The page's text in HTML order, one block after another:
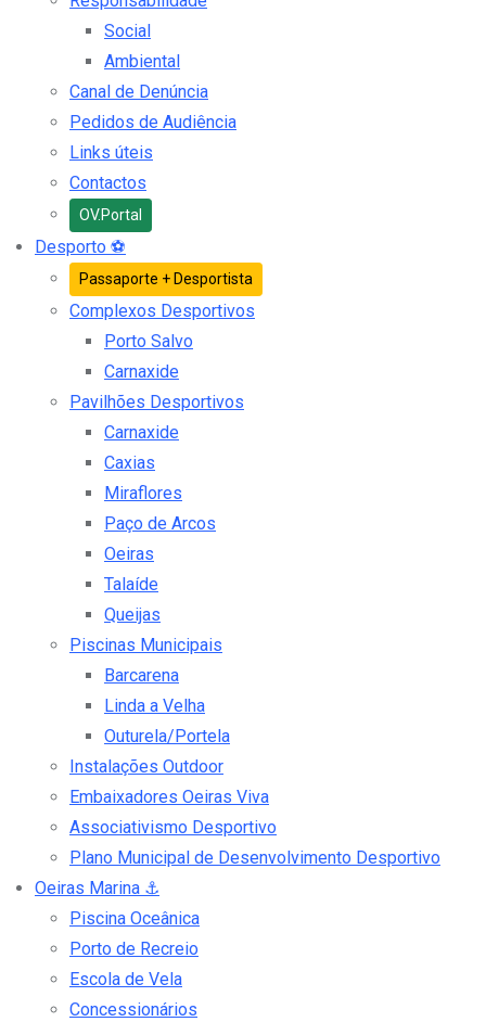
Social
Ambiental
Canal de Denúncia
Pedidos de Audiência
Links úteis
Contactos
OV.Portal
Desporto ⚽
Passaporte + Desportista
Complexos Desportivos
Porto Salvo
Carnaxide
Pavilhões Desportivos
Carnaxide
Caxias
Miraflores
Paço de Arcos
Oeiras
Talaíde
Queijas
Piscinas Municipais
Barcarena
Linda a Velha
Outurela/Portela
Instalações Outdoor
Embaixadores Oeiras Viva
Associativismo Desportivo
Plano Municipal de Desenvolvimento Desportivo
Oeiras Marina ⚓
Piscina Oceânica
Porto de Recreio
Escola de Vela
Concessionários